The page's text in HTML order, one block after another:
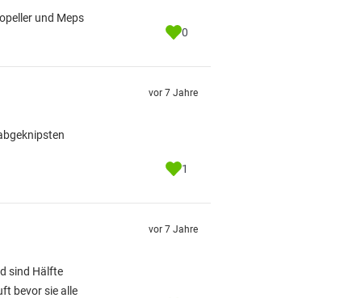
und Meps
0
vor 7 Jahre
1
sind Hälfte
bevor sie alle
vor 7 Jahre